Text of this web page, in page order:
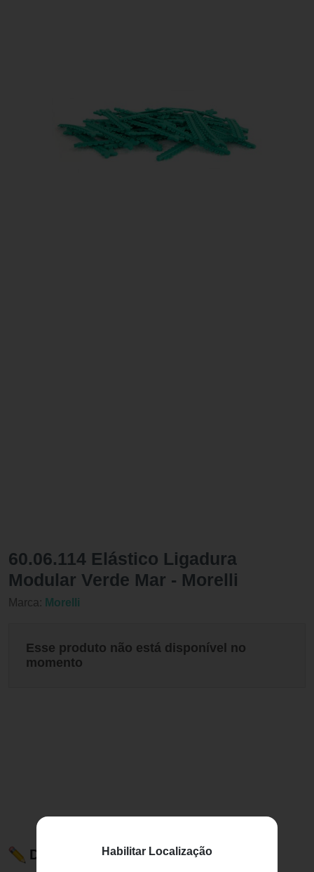
Habilitar Localização
60.06.114 Elástico Ligadura
Modular Verde Mar - Morelli
Marca: Morelli
Esse produto não está disponível no
momento
Descrição do Produto